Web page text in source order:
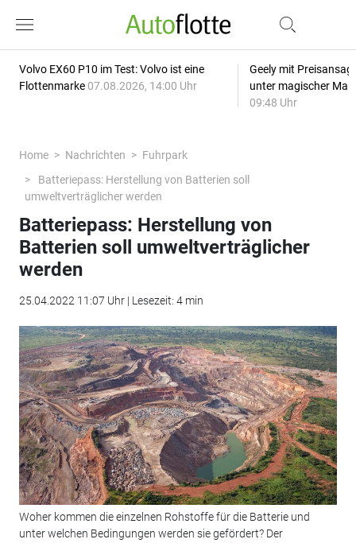
Volvo EX60 P10 im Test: Volvo ist eine
Flottenmarke 07.08.2026, 14:00 Uhr
Geely mit
unter magischer
09:48 Uhr
Home Nachrichten
Fuhrpark
Batteriepass: Herstellung von Batterien soll
umweltverträglicher werden
Batteriepass: Herstellung von
Batterien soll umweltverträglicher
werden
25.04.2022 11:07 Uhr | Lesezeit: 4 min
Woher kommen die einzelnen Rohstoffe für die Batterie und
unter welchen Bedingungen werden sie gefördert? Der